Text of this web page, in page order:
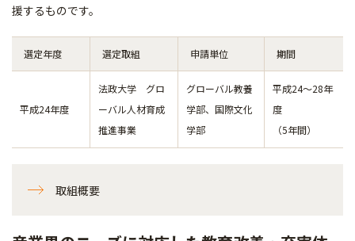
援するものです。
選定年度 選定取組 申請単位 期間
平成24年度
法政大学 グロ
ーバル人材育成
推進事業
グローバル教養
学部、国際文化
学部
平成24～28年
度
（5年間）
取組概要